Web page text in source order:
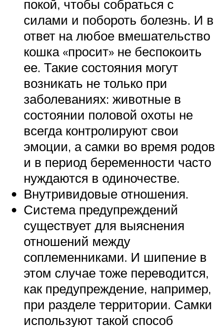
покой, чтобы собраться с
силами и побороть болезнь. И в
ответ на любое вмешательство
кошка «просит» не беспокоить
ее. Такие состояния могут
возникать не только при
заболеваниях: животные в
состоянии половой охоты не
всегда контролируют свои
эмоции, а самки во время родов
и в период беременности часто
нуждаются в одиночестве.
Внутривидовые отношения.
Система предупреждений
существует для выяснения
отношений между
соплеменниками. И шипение в
этом случае тоже переводится,
как предупреждение, например,
при разделе территории. Самки
используют такой способ